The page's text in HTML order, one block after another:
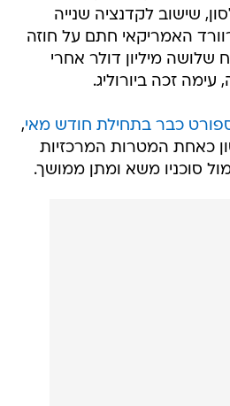
שישוב לקדנציה שנייה
האמריקאי חתם על חוזה
שלושה מיליון דולר אחרי
זכה ביורוליג.
כבר בתחילת חודש מאי,
כאחת המטרות המרכזיות
סוכניו משא ומתן ממושך.